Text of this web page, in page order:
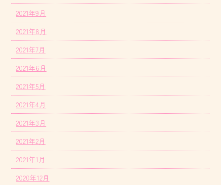
2021年9月
2021年8月
2021年7月
2021年6月
2021年5月
2021年4月
2021年3月
2021年2月
2021年1月
2020年12月